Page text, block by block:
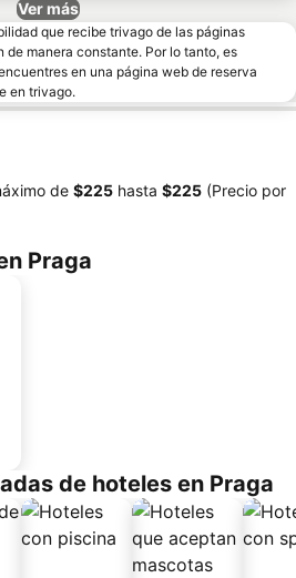
Ver más
que recibe trivago de las páginas
de manera constante. Por lo tanto, es
en una página web de reserva
en trivago.
de ‎$225 hasta ‎$225 (Precio por
Praga
de hoteles en Praga